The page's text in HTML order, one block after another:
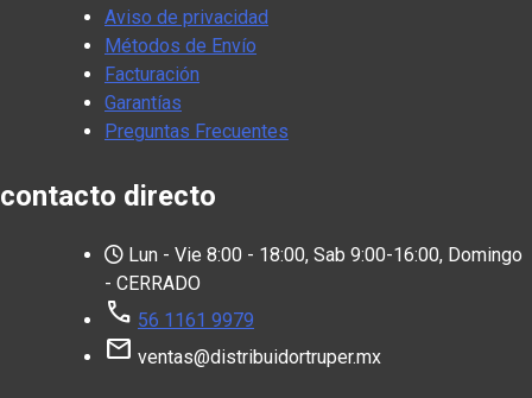
Aviso de privacidad
Métodos de Envío
Facturación
Garantías
Preguntas Frecuentes
contacto directo
Lun - Vie 8:00 - 18:00, Sab 9:00-16:00, Domingo
- CERRADO
call 56 1161 9979
mail ventas@distribuidortruper.mx